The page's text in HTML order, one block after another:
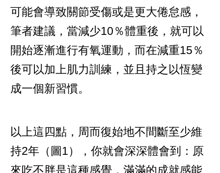
可能會導致關節受傷或是更大倦怠感，
筆者建議，當減少10％體重後，就可以
開始逐漸進行有氧運動，而在減重15％
後可以加上肌力訓練，並且持之以恆變
成一個新習慣。
以上這四點，周而復始地不間斷至少維
持2年（圖1），你就會深深體會到：原
來吃不胖是這種感覺，滿滿的成就感能